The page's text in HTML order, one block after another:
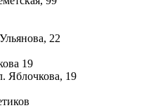
22
19
Яблочкова, 19